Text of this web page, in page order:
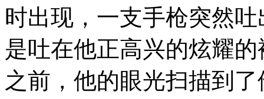
时出现，一支手枪突然
是吐在他正高兴的炫耀
之前，他的眼光扫描到